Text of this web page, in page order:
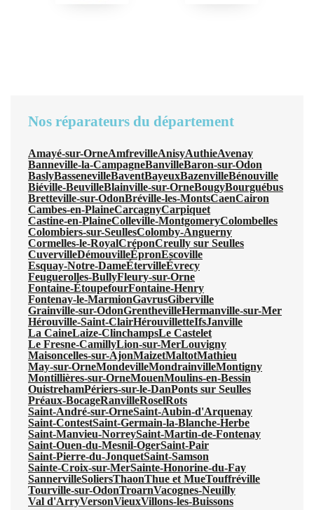
Nos réparateurs du département
Amayé-sur-OrneAmfrevilleAnisyAuthieAvenay
Banneville-la-CampagneBanvilleBaron-sur-Odon
BaslyBassenevilleBaventBayeuxBazenvilleBénouville
Biéville-BeuvilleBlainville-sur-OrneBougyBourguébus
Bretteville-sur-OdonBréville-les-MontsCaenCairon
Cambes-en-PlaineCarcagnyCarpiquet
Castine-en-PlaineColleville-MontgomeryColombelles
Colombiers-sur-SeullesColomby-Anguerny
Cormelles-le-RoyalCréponCreully sur Seulles
CuvervilleDémouvilleÉpronEscoville
Esquay-Notre-DameÉtervilleÉvrecy
Feuguerolles-BullyFleury-sur-Orne
Fontaine-ÉtoupefourFontaine-Henry
Fontenay-le-MarmionGavrusGiberville
Grainville-sur-OdonGrenthevilleHermanville-sur-Mer
Hérouville-Saint-ClairHérouvilletteIfsJanville
La CaineLaize-ClinchampsLe Castelet
Le Fresne-CamillyLion-sur-MerLouvigny
Maisoncelles-sur-AjonMaizetMaltotMathieu
May-sur-OrneMondevilleMondrainvilleMontigny
Montillières-sur-OrneMouenMoulins-en-Bessin
OuistrehamPériers-sur-le-DanPonts sur Seulles
Préaux-BocageRanvilleRoselRots
Saint-André-sur-OrneSaint-Aubin-d'Arquenay
Saint-ContestSaint-Germain-la-Blanche-Herbe
Saint-Manvieu-NorreySaint-Martin-de-Fontenay
Saint-Ouen-du-Mesnil-OgerSaint-Pair
Saint-Pierre-du-JonquetSaint-Samson
Sainte-Croix-sur-MerSainte-Honorine-du-Fay
SannervilleSoliersThaonThue et MueTouffréville
Tourville-sur-OdonTroarnVacognes-Neuilly
Val d'ArryVersonVieuxVillons-les-Buissons